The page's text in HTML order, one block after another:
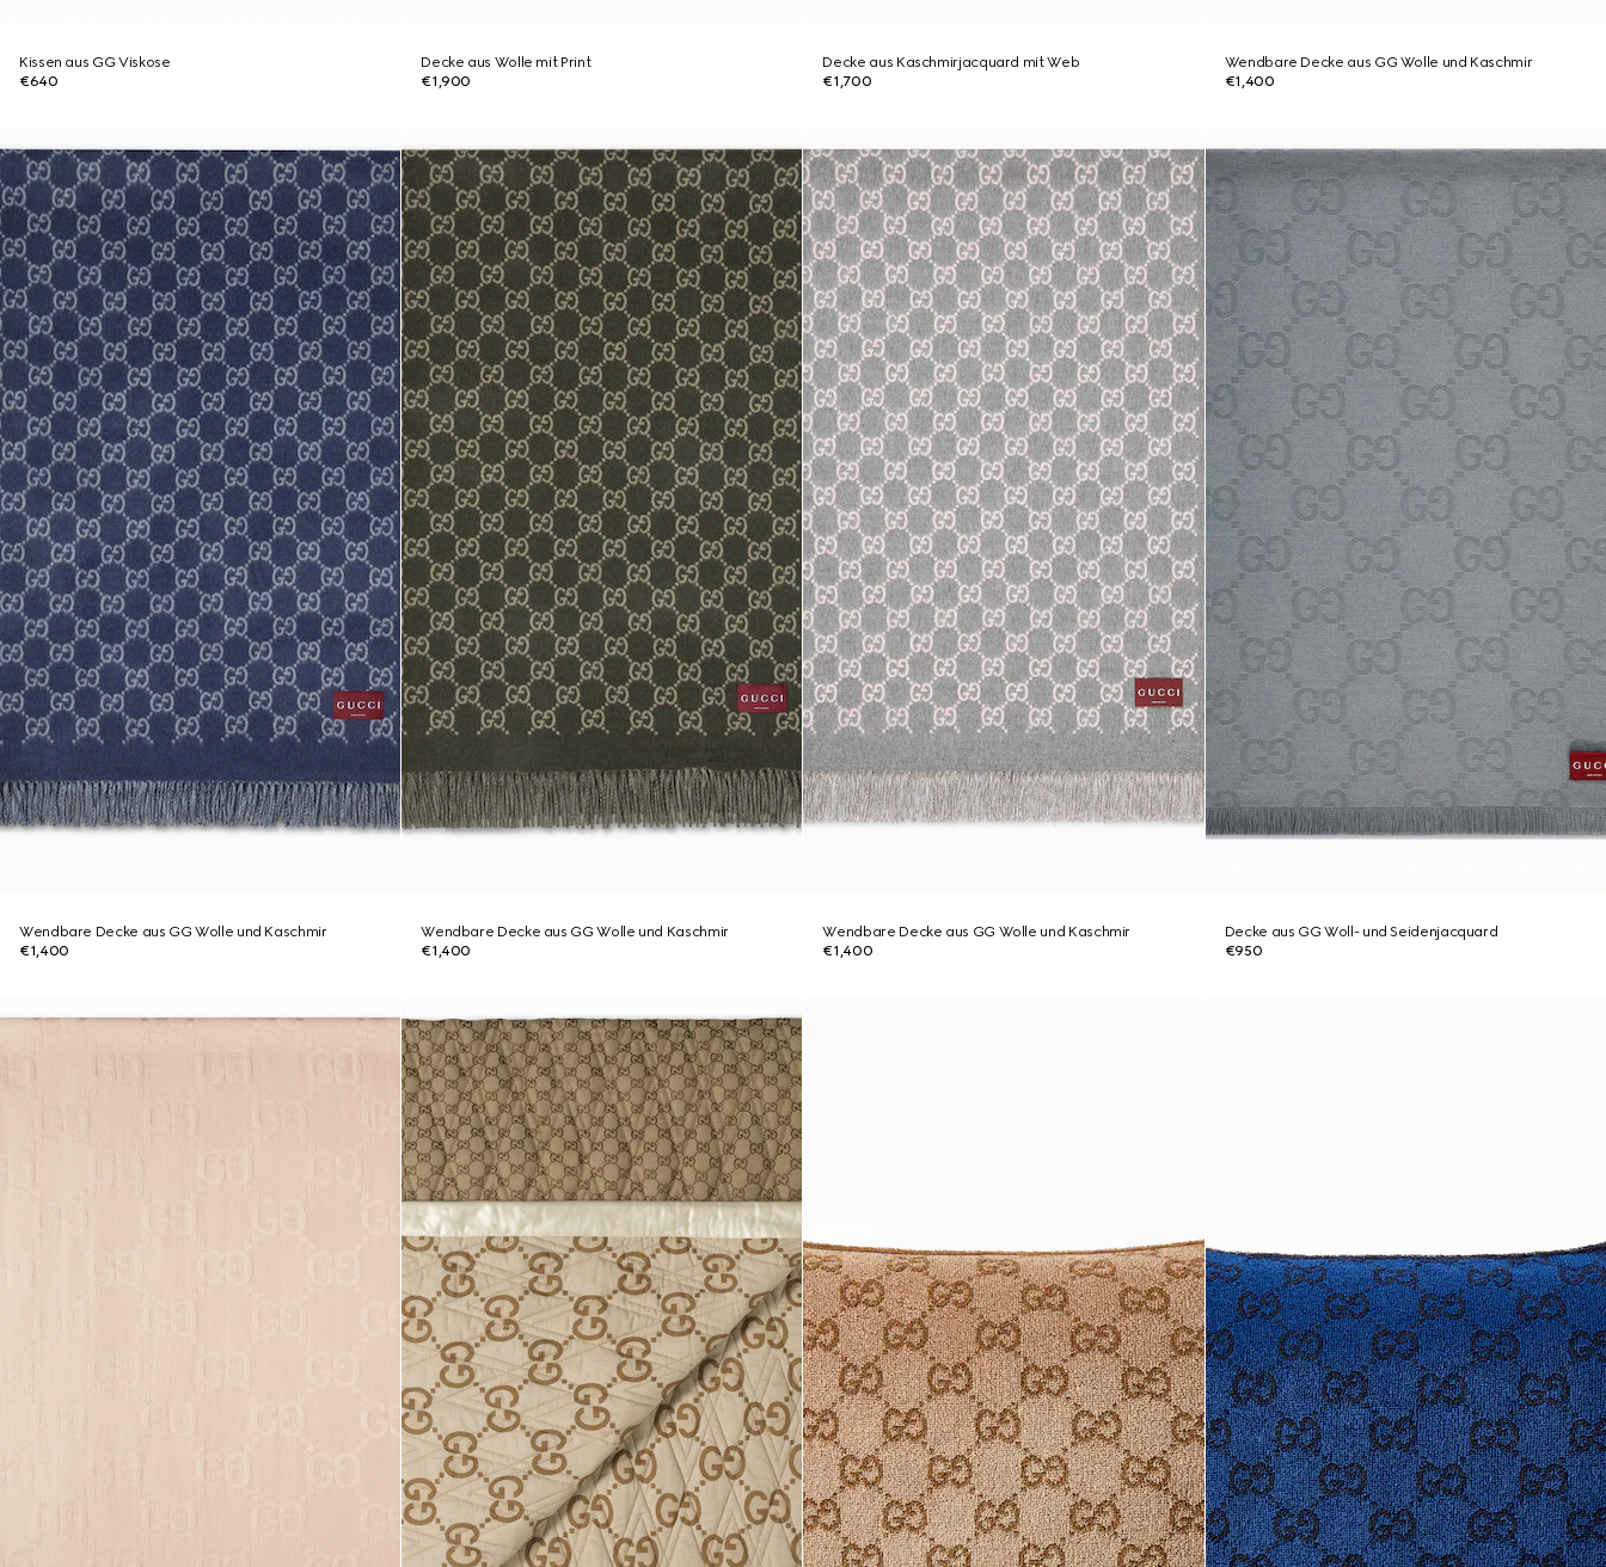
Kissen aus GG Viskose
€640
Decke aus Wolle mit Print
€1,900
Decke aus Kaschmirjacquard mit Web
€1,700
Wendbare Decke aus GG Wolle und Kaschmir
€1,400
Wendbare Decke aus GG Wolle und Kaschmir
€1,400
Wendbare Decke aus GG Wolle und Kaschmir
€1,400
Wendbare Decke aus GG Wolle und Kaschmir
€1,400
Decke aus GG Woll- und Seidenjacquard
€950